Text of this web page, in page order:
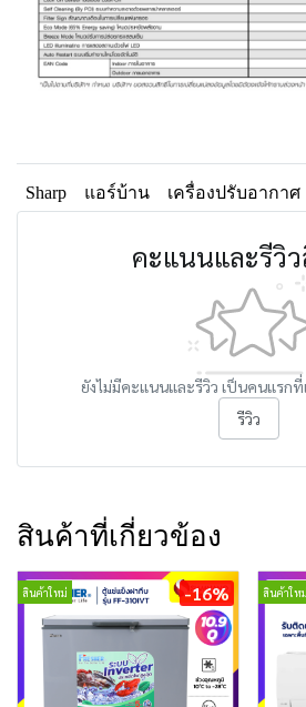
Sharp แอร์บ้าน เครื่องปรับอากาศ
คะแนนและรีวิ
ยังไม่มีคะแนนและรีวิว เป็นคนแรก
รีวิว
สินค้าที่เกี่ยวข้อง
สินค้าใหม่ -16% สินค้าใหม่